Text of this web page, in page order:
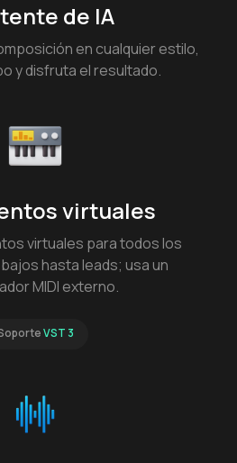
de IA
en cualquier estilo,
y disfruta el resultado.
virtuales
virtuales para todos los
hasta leads; usa un
MIDI externo.
VST 3